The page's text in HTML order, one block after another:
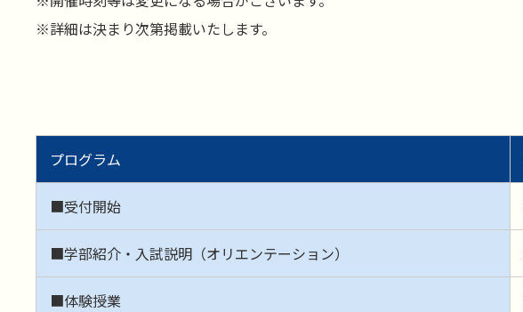
※詳細は決まり次第掲載いたします。
プログラム
■受付開始
■学部紹介・入試説明（オリエンテーション）
■体験授業